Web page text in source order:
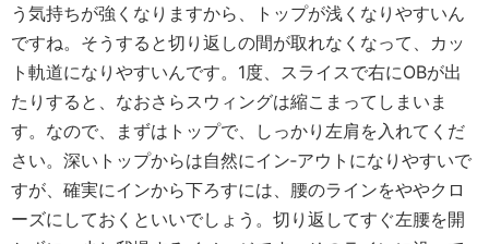
う気持ちが強くなりますから、トップが浅くなりやすいん
ですね。そうすると切り返しの間が取れなくなって、カッ
ト軌道になりやすいんです。1度、スライスで右にOBが出
たりすると、なおさらスウィングは縮こまってしまいま
す。なので、まずはトップで、しっかり左肩を入れてくだ
さい。深いトップからは自然にイン‐アウトになりやすいで
すが、確実にインから下ろすには、腰のラインをややクロ
ーズにしておくといいでしょう。切り返してすぐ左腰を開